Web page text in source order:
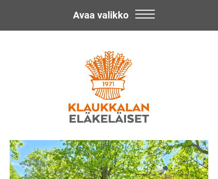
Klaukkalan
Eläkeläiset
ry
Avaa valikko